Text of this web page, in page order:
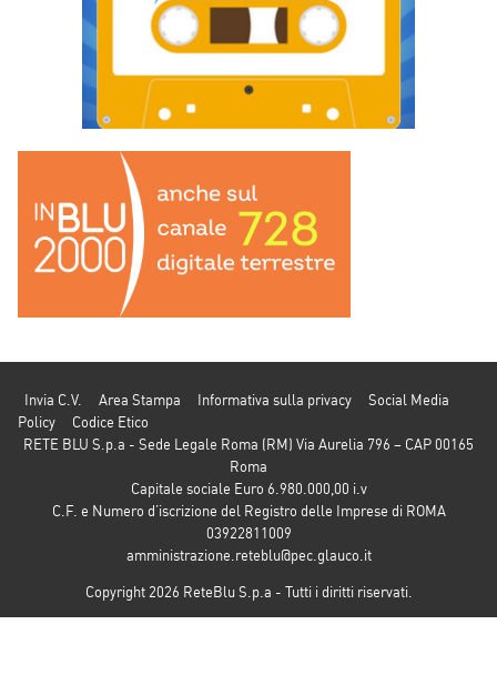
Invia C.V. Area Stampa Informativa sulla privacy
Social Media
Policy
Codice Etico
RETE BLU S.p.a - Sede Legale Roma (RM) Via Aurelia 796 – CAP 00165
Roma
Capitale sociale Euro 6.980.000,00 i.v
C.F. e Numero d’iscrizione del Registro delle Imprese di ROMA
03922811009
amministrazione.reteblu@pec.glauco.it
Copyright 2026 ReteBlu S.p.a - Tutti i diritti riservati.